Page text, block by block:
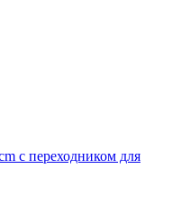
с переходником для